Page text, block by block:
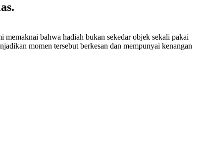
bahwa hadiah bukan sekedar objek sekali pakai
momen tersebut berkesan dan mempunyai kenangan